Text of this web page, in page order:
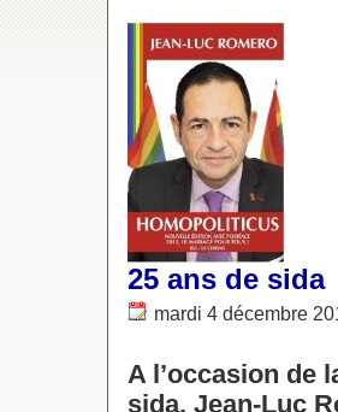
25 ans de sida
mardi 4 décembre
A l’occasion de
sida, Jean-Luc